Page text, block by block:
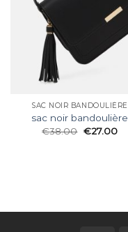
SAC NOIR BANDOULIÈRE
sac noir bandoulière
€38.00 €27.00